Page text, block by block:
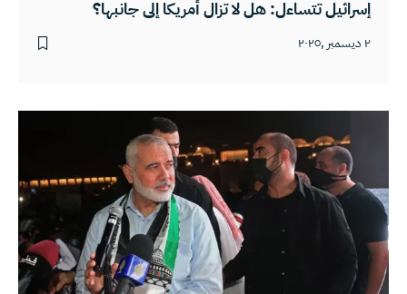
إسرائيل تتساءل: هل لا تزال أمريكا إلى جانبها؟
٢ ديسمبر ,٢٠٢٥